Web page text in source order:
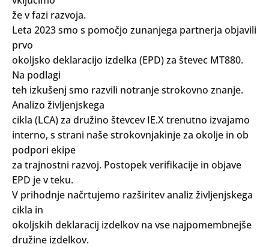
Search
Oddaj
že v fazi razvoja.
Leta 2023 smo s pomočjo zunanjega partnerja objavili
prvo
okoljsko deklaracijo izdelka (EPD) za števec MT880.
Na podlagi
teh izkušenj smo razvili notranje strokovno znanje.
Analizo življenjskega
cikla (LCA) za družino števcev IE.X trenutno izvajamo
interno, s strani naše strokovnjakinje za okolje in ob
podpori ekipe
za trajnostni razvoj. Postopek verifikacije in objave
EPD je v teku.
V prihodnje načrtujemo razširitev analiz življenjskega
cikla in
okoljskih deklaracij izdelkov na vse najpomembnejše
družine izdelkov.